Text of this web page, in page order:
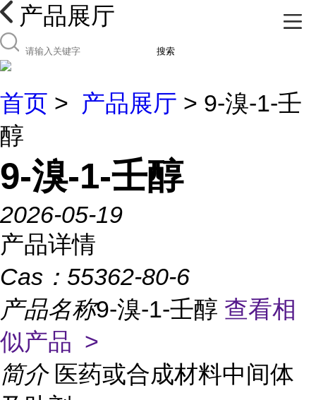
产品展厅
搜索
首页 > 产品展厅 > 9-溴-1-壬
醇
9-溴-1-壬醇
2026-05-19
产品详情
Cas： 55362-80-6
产品名称9-溴-1-壬醇 查看相
似产品 >
简介 医药或合成材料中间体